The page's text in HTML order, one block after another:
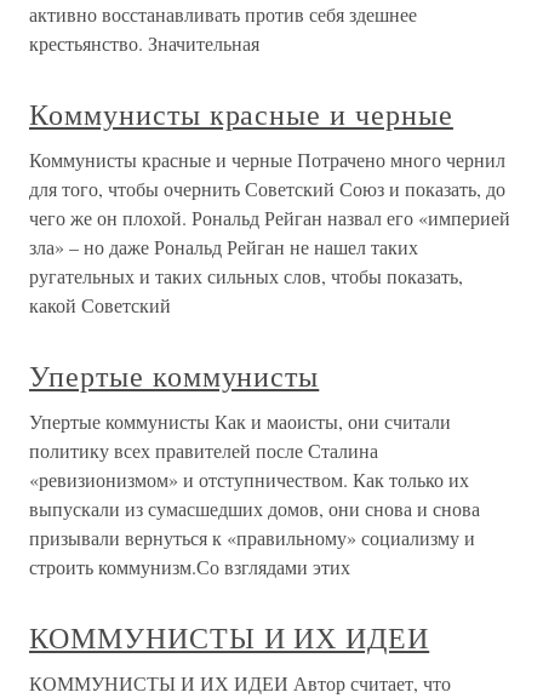
активно восстанавливать против себя здешнее
крестьянство. Значительная
Коммунисты красные и черные
Коммунисты красные и черные Потрачено много чернил
для того, чтобы очернить Советский Союз и показать, до
чего же он плохой. Рональд Рейган назвал его «империей
зла» – но даже Рональд Рейган не нашел таких
ругательных и таких сильных слов, чтобы показать,
какой Советский
Упертые коммунисты
Упертые коммунисты Как и маоисты, они считали
политику всех правителей после Сталина
«ревизионизмом» и отступничеством. Как только их
выпускали из сумасшедших домов, они снова и снова
призывали вернуться к «правильному» социализму и
строить коммунизм.Со взглядами этих
КОММУНИСТЫ И ИХ ИДЕИ
КОММУНИСТЫ И ИХ ИДЕИ Автор считает, что